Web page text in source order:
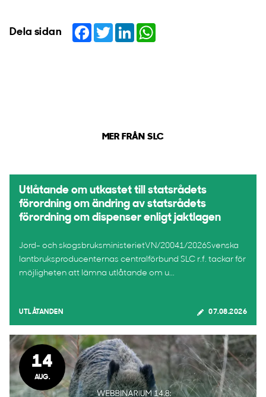
Dela sidan Facebook
TwitterLinkedIn
MER FRÅN SLC
Utlåtande om utkastet till statsrådets
förordning om ändring av statsrådets
förordning om dispenser enligt jaktlagen
Jord- och skogsbruksministerietVN/20041/2026Svenska
lantbruksproducenternas centralförbund SLC r.f. tackar för
möjligheten att lämna utlåtande om u...
UTLÅTANDEN 07.08.2026
14
AUG.